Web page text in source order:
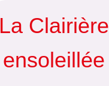
La Clairière
ensoleillée